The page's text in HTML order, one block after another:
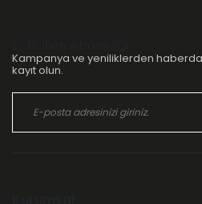
Kampanya ve yeniliklerden
kayıt olun.